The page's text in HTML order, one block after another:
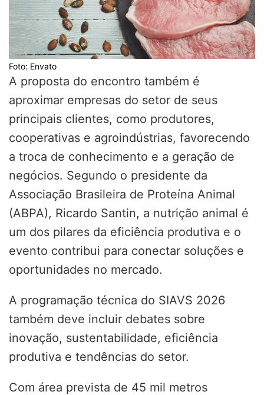
Foto: Envato
A proposta do encontro também é
aproximar empresas do setor de seus
principais clientes, como produtores,
cooperativas e agroindústrias, favorecendo
a troca de conhecimento e a geração de
negócios. Segundo o presidente da
Associação Brasileira de Proteína Animal
(ABPA), Ricardo Santin, a nutrição animal é
um dos pilares da eficiência produtiva e o
evento contribui para conectar soluções e
oportunidades no mercado.
A programação técnica do SIAVS 2026
também deve incluir debates sobre
inovação, sustentabilidade, eficiência
produtiva e tendências do setor.
Com área prevista de 45 mil metros